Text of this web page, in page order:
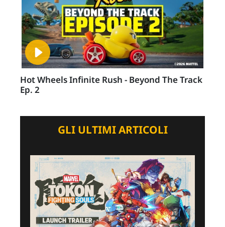
Hot Wheels Infinite Rush - Beyond The Track
Ep. 2
GLI ULTIMI ARTICOLI